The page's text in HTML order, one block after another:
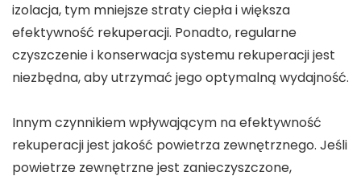
izolacja, tym mniejsze straty ciepła i większa
efektywność rekuperacji. Ponadto, regularne
czyszczenie i konserwacja systemu rekuperacji jest
niezbędna, aby utrzymać jego optymalną wydajność.
Innym czynnikiem wpływającym na efektywność
rekuperacji jest jakość powietrza zewnętrznego. Jeśli
powietrze zewnętrzne jest zanieczyszczone,